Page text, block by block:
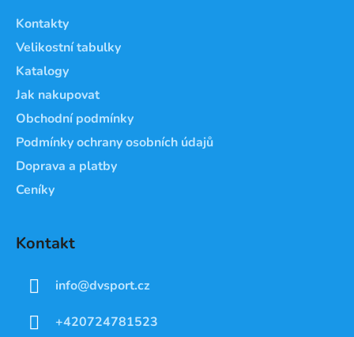
Kontakty
Velikostní tabulky
Katalogy
Jak nakupovat
Obchodní podmínky
Podmínky ochrany osobních údajů
Doprava a platby
Ceníky
Kontakt
info@dvsport.cz
+420724781523